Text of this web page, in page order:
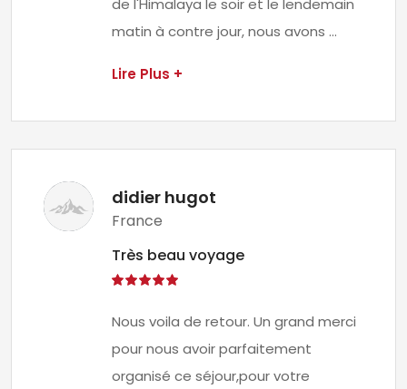
de l'Himalaya le soir et le lendemain
matin à contre jour, nous avons ...
Lire Plus +
didier hugot
France
Très beau voyage
Nous voila de retour. Un grand merci
pour nous avoir parfaitement
organisé ce séjour,pour votre